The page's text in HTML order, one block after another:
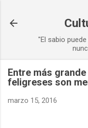
"El sabio
Entre más
feligreses son
marzo 15, 2016